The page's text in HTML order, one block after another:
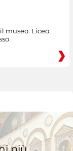
museo: Liceo